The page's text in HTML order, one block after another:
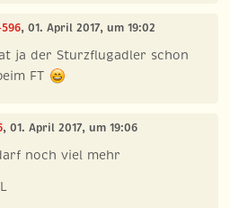
, 01. April 2017, um 19:02
ja der Sturzflugadler schon
FT
, 01. April 2017, um 19:06
noch viel mehr